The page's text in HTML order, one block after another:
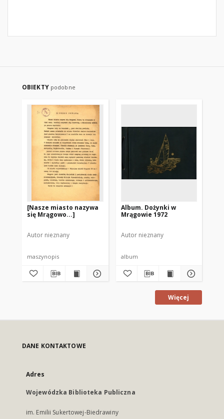
OBIEKTY podobne
[Nasze miasto nazywa
się Mrągowo...]
Autor nieznany
maszynopis
Album. Dożynki w
Mrągowie 1972
Autor nieznany
album
Więcej
DANE KONTAKTOWE
Adres
Wojewódzka Biblioteka Publiczna
im. Emilii Sukertowej-Biedrawiny